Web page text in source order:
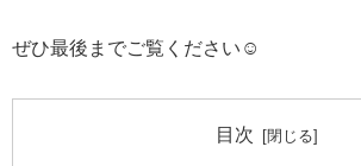
ぜひ最後までご覧ください☺️
目次